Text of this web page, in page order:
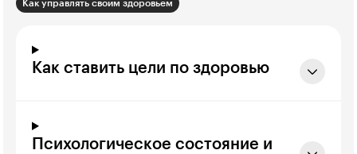
Как управлять своим здоровьем
Как ставить цели по здоровью
Психологическое состояние и